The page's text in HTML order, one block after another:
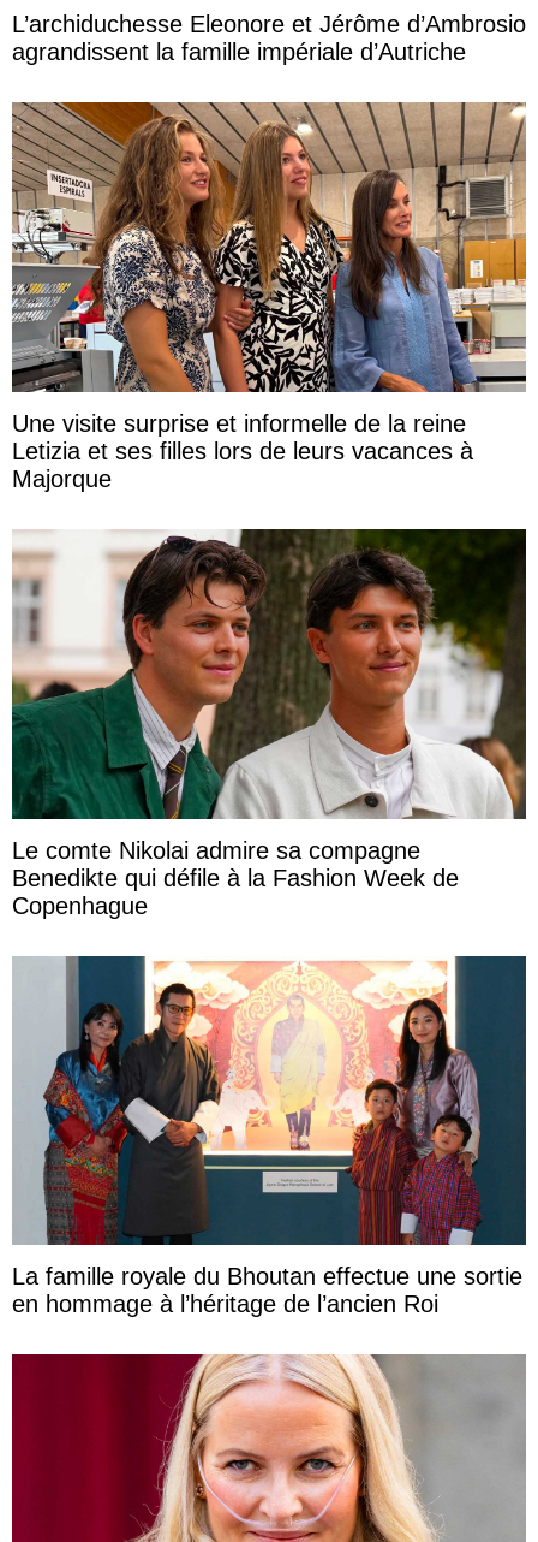
L’archiduchesse Eleonore et Jérôme d’Ambrosio
agrandissent la famille impériale d’Autriche
Une visite surprise et informelle de la reine
Letizia et ses filles lors de leurs vacances à
Majorque
Le comte Nikolai admire sa compagne
Benedikte qui défile à la Fashion Week de
Copenhague
La famille royale du Bhoutan effectue une sortie
en hommage à l’héritage de l’ancien Roi